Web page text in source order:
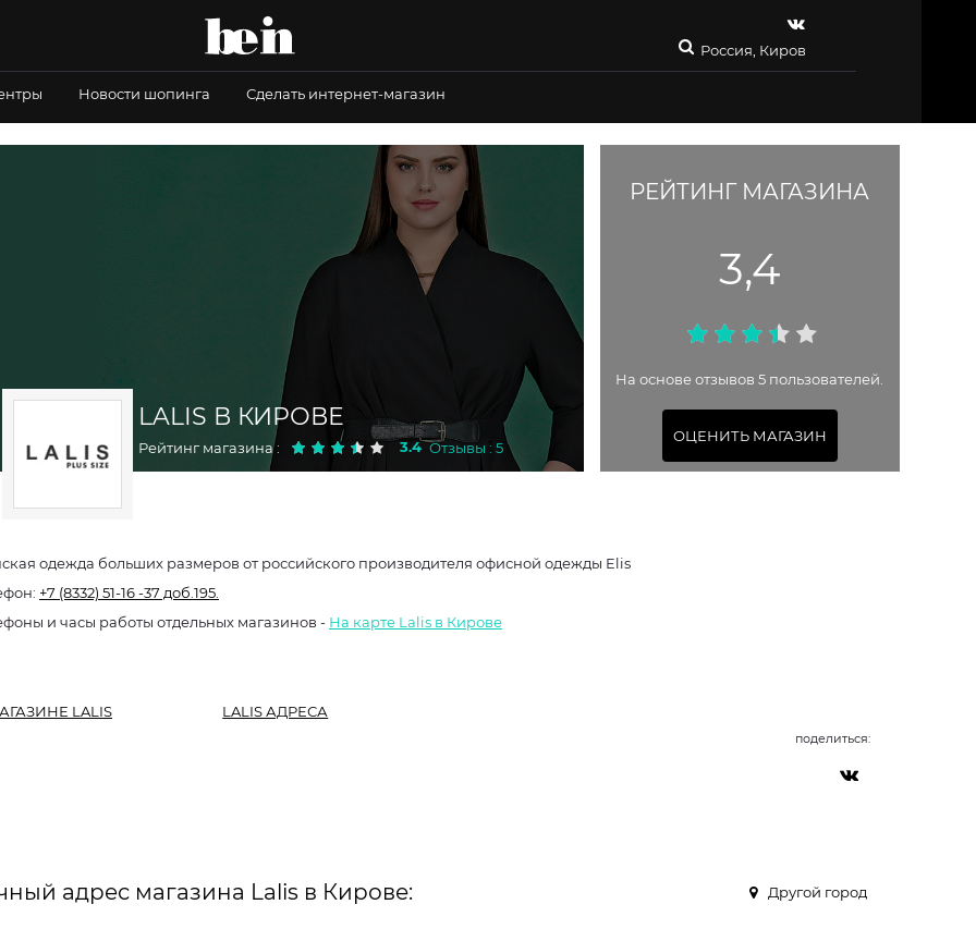
Россия, Киров
Новости шопинга Сделать интернет-магазин
LALIS В КИРОВЕ
Рейтинг магазина : 3.4 Отзывы : 5
РЕЙТИНГ МАГАЗИНА
3,4
На основе отзывов 5 пользователей.
ОЦЕНИТЬ МАГАЗИН
одежда больших размеров от российского производителя офисной одежды Elis
+7 (8332) 51-16 -37 доб.195.
и часы работы отдельных магазинов - На карте Lalis в Кирове
LALIS LALIS АДРЕСА
поделиться:
адрес магазина Lalis в Кирове: Другой город